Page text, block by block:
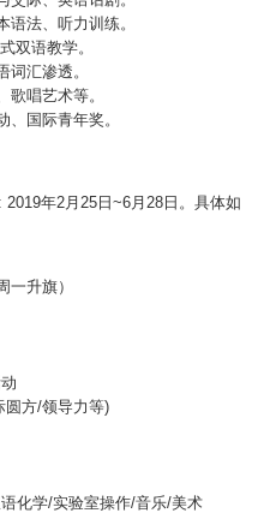
法、听力训练。
双语教学。
词汇渗透。
歌唱艺术等。
、国际青年奖。
年2月25日~6月28日。具体如
升旗）
/领导力等)
/实验室操作/音乐/美术